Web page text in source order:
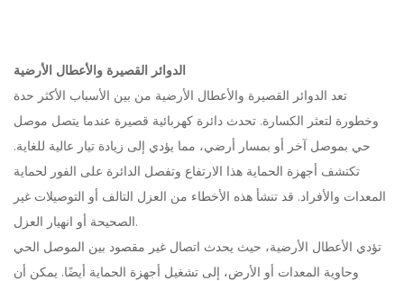
الدوائر القصيرة والأعطال الأرضية
تعد الدوائر القصيرة والأعطال الأرضية من بين الأسباب الأكثر حدة
وخطورة لتعثر الكسارة. تحدث دائرة كهربائية قصيرة عندما يتصل موصل
حي بموصل آخر أو بمسار أرضي، مما يؤدي إلى زيادة تيار عالية للغاية.
تكتشف أجهزة الحماية هذا الارتفاع وتفصل الدائرة على الفور لحماية
المعدات والأفراد. قد تنشأ هذه الأخطاء من العزل التالف أو التوصيلات غير
الصحيحة أو انهيار العزل.
تؤدي الأعطال الأرضية، حيث يحدث اتصال غير مقصود بين الموصل الحي
وحاوية المعدات أو الأرض، إلى تشغيل أجهزة الحماية أيضًا. يمكن أن